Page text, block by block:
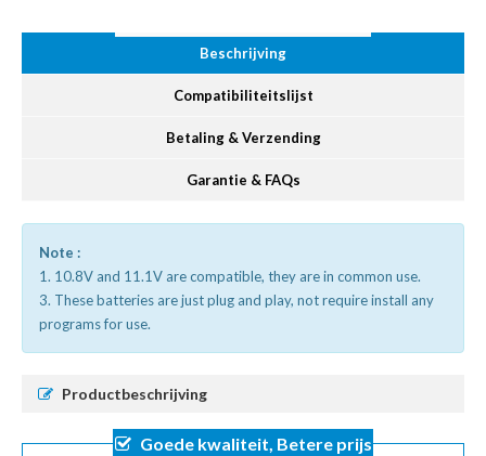
Beschrijving
Compatibiliteitslijst
Betaling & Verzending
Garantie & FAQs
Note :
1. 10.8V and 11.1V are compatible, they are in common use.
3. These batteries are just plug and play, not require install any
programs for use.
Productbeschrijving
Goede kwaliteit, Betere prijs